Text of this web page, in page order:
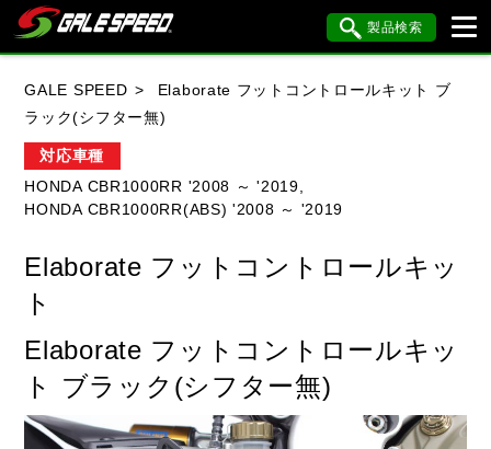
製品検索
車種検索
HONDA YAMAHA SUZUKI
閉じる
GALE SPEED
Elaborate フットコントロールキット ブ
ラック(シフター無)
対応車種
HONDA CBR1000RR '2008 ～ '2019,
HONDA CBR1000RR(ABS) '2008 ～ '2019
Elaborate フットコントロールキッ
ト
Elaborate フットコントロールキッ
ト ブラック(シフター無)